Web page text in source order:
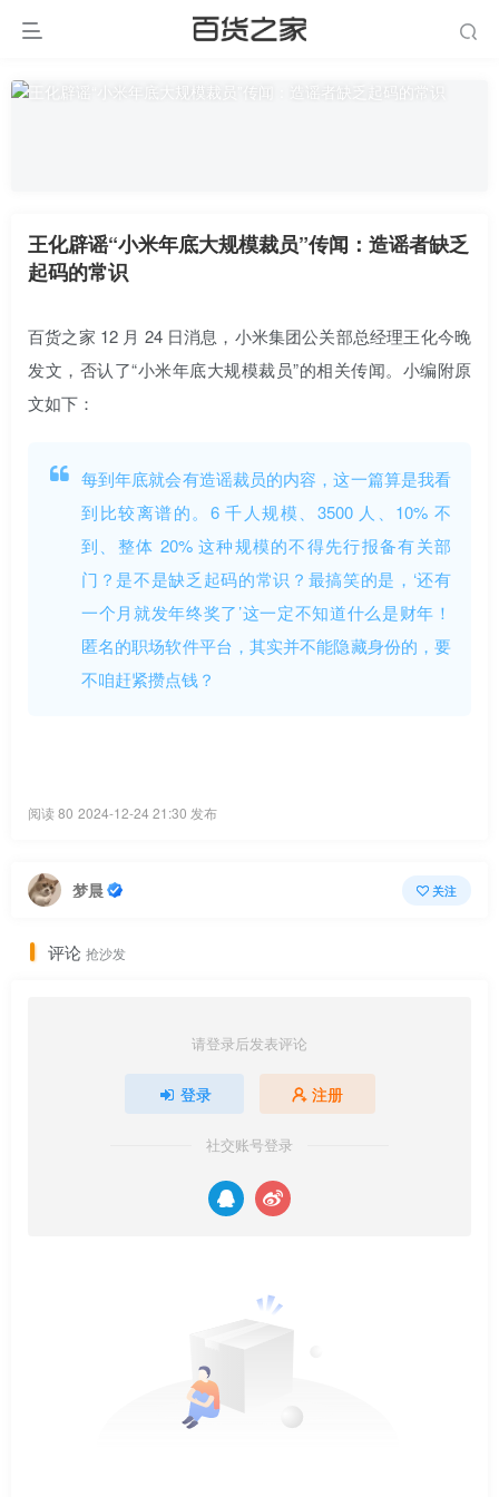
王化辟谣“小米年底大规模裁员”传闻：造谣者缺乏
起码的常识
百货之家 12 月 24 日消息，小米集团公关部总经理王化今晚
发文，否认了“小米年底大规模裁员”的相关传闻。小编附原
文如下：
每到年底就会有造谣裁员的内容，这一篇算是我看
到比较离谱的。6 千人规模、3500 人、10% 不
到、整体 20% 这种规模的不得先行报备有关部
门？是不是缺乏起码的常识？最搞笑的是，‘还有
一个月就发年终奖了’这一定不知道什么是财年！
匿名的职场软件平台，其实并不能隐藏身份的，要
不咱赶紧攒点钱？
阅读 80 2024-12-24 21:30 发布
梦晨 关注
评论 抢沙发
请登录后发表评论
登录 注册
社交账号登录